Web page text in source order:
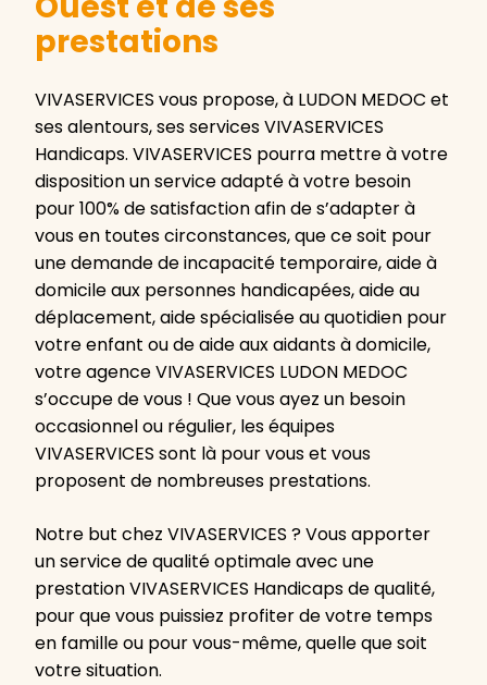
prestations
VIVASERVICES vous propose, à LUDON MEDOC et
ses alentours, ses services VIVASERVICES
Handicaps. VIVASERVICES pourra mettre à votre
disposition un service adapté à votre besoin
pour 100% de satisfaction afin de s’adapter à
vous en toutes circonstances, que ce soit pour
une demande de incapacité temporaire, aide à
domicile aux personnes handicapées, aide au
déplacement, aide spécialisée au quotidien pour
votre enfant ou de aide aux aidants à domicile,
votre agence VIVASERVICES LUDON MEDOC
s’occupe de vous ! Que vous ayez un besoin
occasionnel ou régulier, les équipes
VIVASERVICES sont là pour vous et vous
proposent de nombreuses prestations.
Notre but chez VIVASERVICES ? Vous apporter
un service de qualité optimale avec une
prestation VIVASERVICES Handicaps de qualité,
pour que vous puissiez profiter de votre temps
en famille ou pour vous-même, quelle que soit
votre situation.